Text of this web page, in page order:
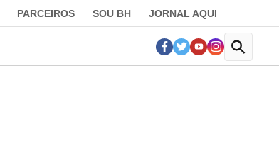
PARCEIROS SOU BH JORNAL AQUI